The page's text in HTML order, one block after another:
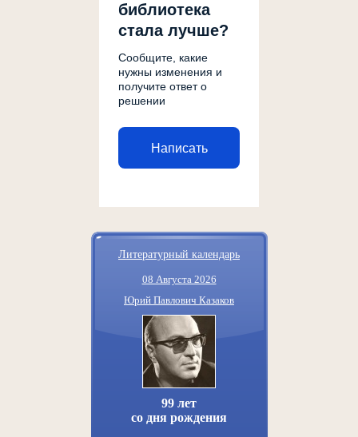
библиотека
стала лучше?
Сообщите, какие
нужны изменения и
получите ответ о
решении
Написать
Литературный календарь
08 Августа 2026
Юрий Павлович Казаков
99 лет
со дня рождения